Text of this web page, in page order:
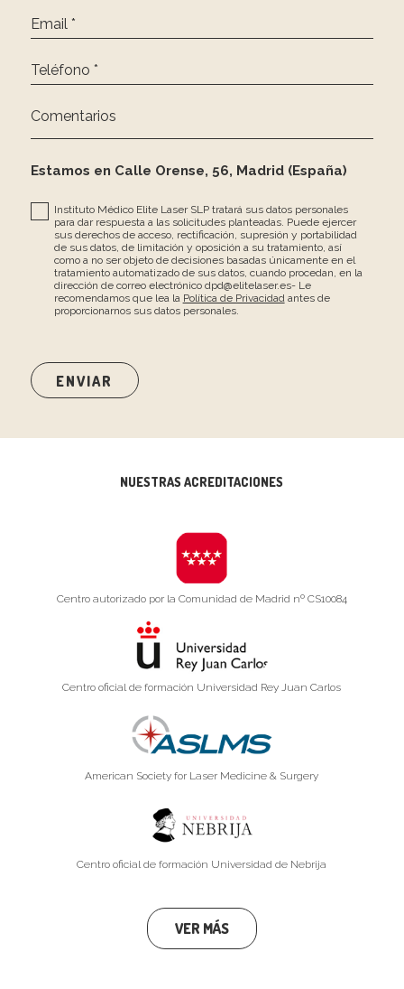
Email *
Teléfono *
Comentarios
Estamos en Calle Orense, 56, Madrid (España)
Instituto Médico Elite Laser SLP tratará sus datos personales
para dar respuesta a las solicitudes planteadas. Puede ejercer
sus derechos de acceso, rectificación, supresión y portabilidad
de sus datos, de limitación y oposición a su tratamiento, así
como a no ser objeto de decisiones basadas únicamente en el
tratamiento automatizado de sus datos, cuando procedan, en la
dirección de correo electrónico dpd@elitelaser.es- Le
recomendamos que lea la Política de Privacidadantes de
proporcionarnos sus datos personales.
NUESTRAS ACREDITACIONES
Centro autorizado por la Comunidad de Madrid nº CS10084
Centro oficial de formación Universidad Rey Juan Carlos
American Society for Laser Medicine & Surgery
Centro oficial de formación Universidad de Nebrija
VER MÁS